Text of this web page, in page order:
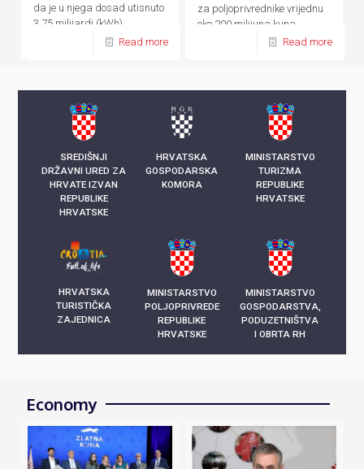
da je u njega dosad utisnuto
3,75 milijardi (kWh)
kilowatsati plina
Read more
za poljoprivrednike vrijednu
oko 200 milijuna kuna
Read more
SREDIŠNJI
DRŽAVNI URED ZA
HRVATE IZVAN
REPUBLIKE
HRVATSKE
HRVATSKA
GOSPODARSKA
KOMORA
MINISTARSTVO
TURIZMA
REPUBLIKE
HRVATSKE
HRVATSKA
TURISTIČKA
ZAJEDNICA
MINISTARSTVO
POLJOPRIVREDE
REPUBLIKE
HRVATSKE
MINISTARSTVO
GOSPODARSTVA,
PODUZETNIŠTVA
I OBRTA RH
Economy